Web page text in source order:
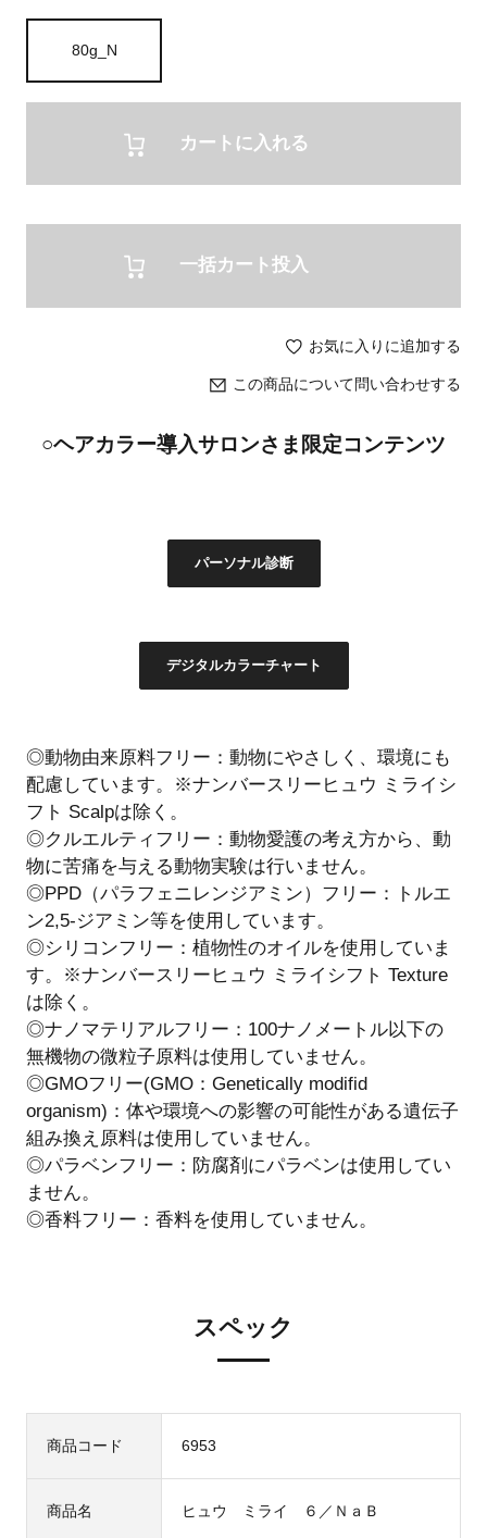
80g_N
カートに入れる
一括カート投入
お気に入りに追加する
この商品について問い合わせする
○ヘアカラー導入サロンさま限定コンテンツ
パーソナル診断
デジタルカラーチャート
◎動物由来原料フリー：動物にやさしく、環境にも
配慮しています。※ナンバースリーヒュウ ミライシ
フト Scalpは除く。
◎クルエルティフリー：動物愛護の考え方から、動
物に苦痛を与える動物実験は行いません。
◎PPD（パラフェニレンジアミン）フリー：トルエ
ン2,5-ジアミン等を使用しています。
◎シリコンフリー：植物性のオイルを使用していま
す。※ナンバースリーヒュウ ミライシフト Texture
は除く。
◎ナノマテリアルフリー：100ナノメートル以下の
無機物の微粒子原料は使用していません。
◎GMOフリー(GMO：Genetically modifid
organism)：体や環境への影響の可能性がある遺伝子
組み換え原料は使用していません。
◎パラベンフリー：防腐剤にパラベンは使用してい
ません。
◎香料フリー：香料を使用していません。
スペック
商品コード 6953
商品名 ヒュウ ミライ ６／ＮａＢ